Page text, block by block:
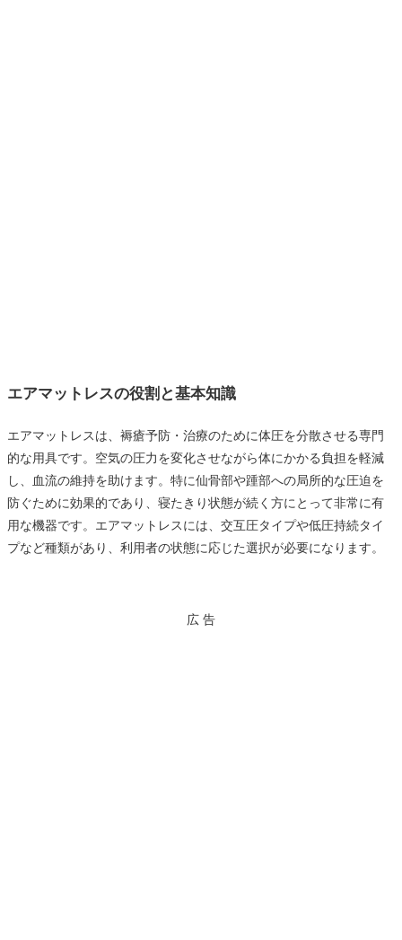
エアマットレスの役割と基本知識
エアマットレスは、褥瘡予防・治療のために体圧を分散させる専門
的な用具です。空気の圧力を変化させながら体にかかる負担を軽減
し、血流の維持を助けます。特に仙骨部や踵部への局所的な圧迫を
防ぐために効果的であり、寝たきり状態が続く方にとって非常に有
用な機器です。エアマットレスには、交互圧タイプや低圧持続タイ
プなど種類があり、利用者の状態に応じた選択が必要になります。
広 告